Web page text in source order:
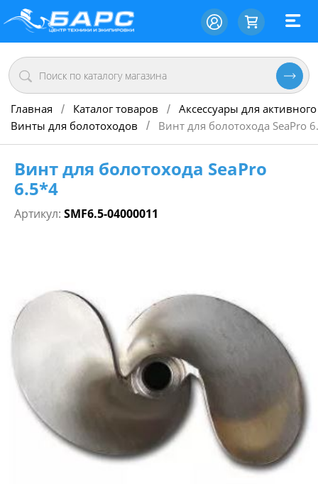
Главная / Каталог товаров / Аксессуары для
Винты для болотоходов
/ Винт для болотохода SeaPro
Винт для болотохода SeaPro
6.5*4
Артикул: SMF6.5-04000011